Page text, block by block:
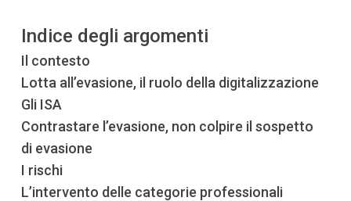
Indice degli argomenti
Il contesto
Lotta all’evasione, il ruolo della digitalizzazione
Gli ISA
Contrastare l’evasione, non colpire il sospetto
di evasione
I rischi
L’intervento delle categorie professionali